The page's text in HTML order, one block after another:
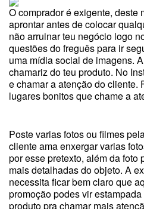
O comprador é exigente, deste
aprontar antes de colocar
não arruinar teu negócio logo
questões do freguês para ir
uma mídia social de imagens.
chamariz do teu produto. No
e chamar a atenção do cliente.
lugares bonitos que chame a
Poste varias fotos ou filmes
cliente ama enxergar varias
por esse pretexto, além da foto
mais detalhadas do objeto. A
necessita ficar bem claro que
promoção podes vir
produto pra chamar mais